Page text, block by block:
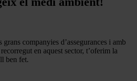
grans companyies d’assegurances i amb
en aquest sector, t’oferim la
ben fet.